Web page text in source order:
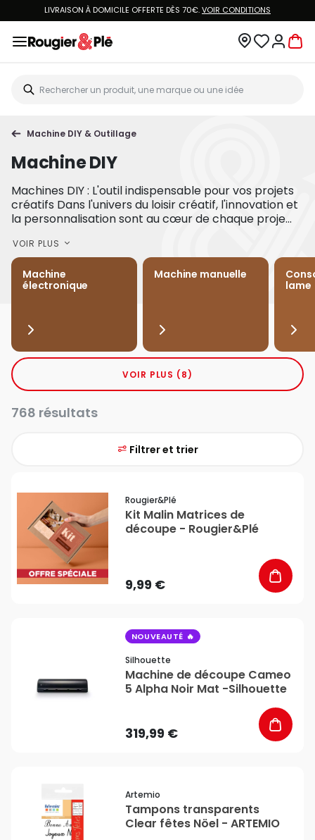
LIVRAISON À DOMICILE OFFERTE DÈS 70€.VOIR CONDITIONS
Machine DIY & Outillage
Machine DIY
Machines DIY : L'outil indispensable pour vos projets
créatifs Dans l'univers du loisir créatif, l'innovation et
la personnalisation sont au cœur de chaque proje...
VOIR PLUS
Machine
électronique
Machine manuelle
lame
VOIR PLUS (8)
768 résultats
Filtrer et trier
Rougier&plé
Kit Malin Matrices de
découpe - Rougier&Plé
9,99 €
NOUVEAUTÉ
Silhouette
Machine de découpe Cameo
5 Alpha Noir Mat -Silhouette
319,99 €
Artemio
Tampons transparents
Clear fêtes Nöel - ARTEMIO